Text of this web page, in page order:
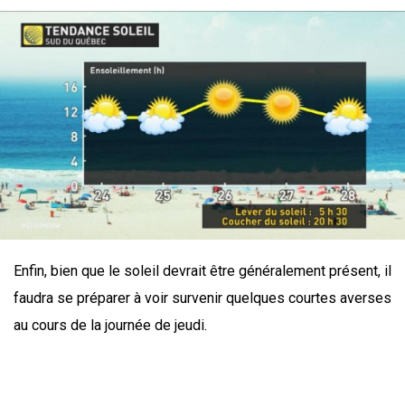
Enfin, bien que le soleil devrait être généralement présent, il
faudra se préparer à voir survenir quelques courtes averses
au cours de la journée de jeudi.